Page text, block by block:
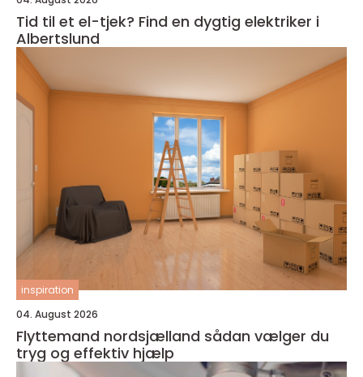
Tid til et el-tjek? Find en dygtig elektriker i
Albertslund
inspiration
04. August 2026
Flyttemand nordsjælland sådan vælger du
tryg og effektiv hjælp